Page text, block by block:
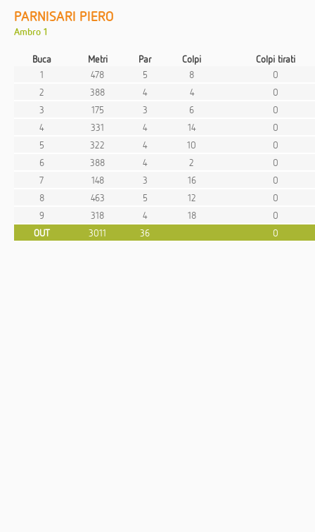
PARNISARI PIERO
Ambro 1
Buca Metri Par Colpi
Colpi tirati
1
478 5 8
0
2
388 4 4
0
3
175 3 6
0
4
331 4 14
0
5
322 4 10
0
6
388 4 2
0
7
148 3 16
0
8
463 5 12
0
9
318 4 18
0
OUT
3011 36 0